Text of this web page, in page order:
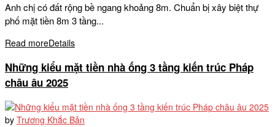
Anh chị có đất rộng bề ngang khoảng 8m. Chuẩn bị xây biệt thự
phố mặt tiền 8m 3 tầng...
Read moreDetails
Những kiểu mặt tiền nhà ống 3 tầng kiến trúc Pháp
châu âu 2025
by Trương Khắc Bản